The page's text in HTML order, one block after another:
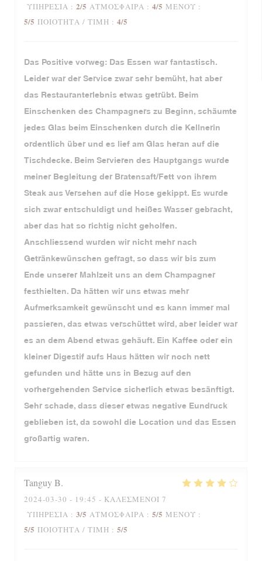
ΥΠΗΡΕΣΊΑ : 2/5 ΑΤΜΌΣΦΑΙΡΑ : 4/5 ΜΕΝΟΎ :
5/5 ΠΟΙΌΤΗΤΑ / ΤΙΜΉ : 4/5
Das Positive vorweg: Das Essen war fantastisch.
Leider war der Service zwar sehr bemüht, hat aber
das Restauranterlebnis etwas getrübt. Beim
Einschenken des Champagners zu Beginn, schäumte
jedes Glas beim Einschenken durch die Kellnerin
ordentlich über und es lief am Glas heran auf die
Tischdecke. Beim Servieren des Hauptgangs wurde
meiner Begleitung der Bratensaft/Fett von ihrem
Steak aus Versehen auf die Hose gekippt. Es wurde
sich zwar entschuldigt und heißes Wasser gebracht,
aber das hat so richtig nicht geholfen.
Anschliessend wurden wir nicht mehr nach
Getränkewünschen gefragt, so dass wir bis zum
Ende unserer Mahlzeit uns an dem Champagner
festhielten. Da hätten wir uns etwas mehr
Aufmerksamkeit gewünscht und es kann immer mal
passieren, das etwas verschüttet wird, aber leider war
es an dem Abend etwas gehäuft. Ein Kaffee oder ein
kleiner Digestif aufs Haus hätten wir noch nett
gefunden und hätte uns in Bezug auf den
vorhergehenden Service sicherlich etwas besänftigt.
Sehr schade, dass dieser etwas negative Eundruck
geblieben ist, da sowohl die Location und das Essen
großartig waren.
TanguyB
2024-03-30 - 19:45 - ΚΑΛΕΣΜΈΝΟΙ 7
ΥΠΗΡΕΣΊΑ : 3/5 ΑΤΜΌΣΦΑΙΡΑ : 5/5 ΜΕΝΟΎ :
5/5 ΠΟΙΌΤΗΤΑ / ΤΙΜΉ : 5/5